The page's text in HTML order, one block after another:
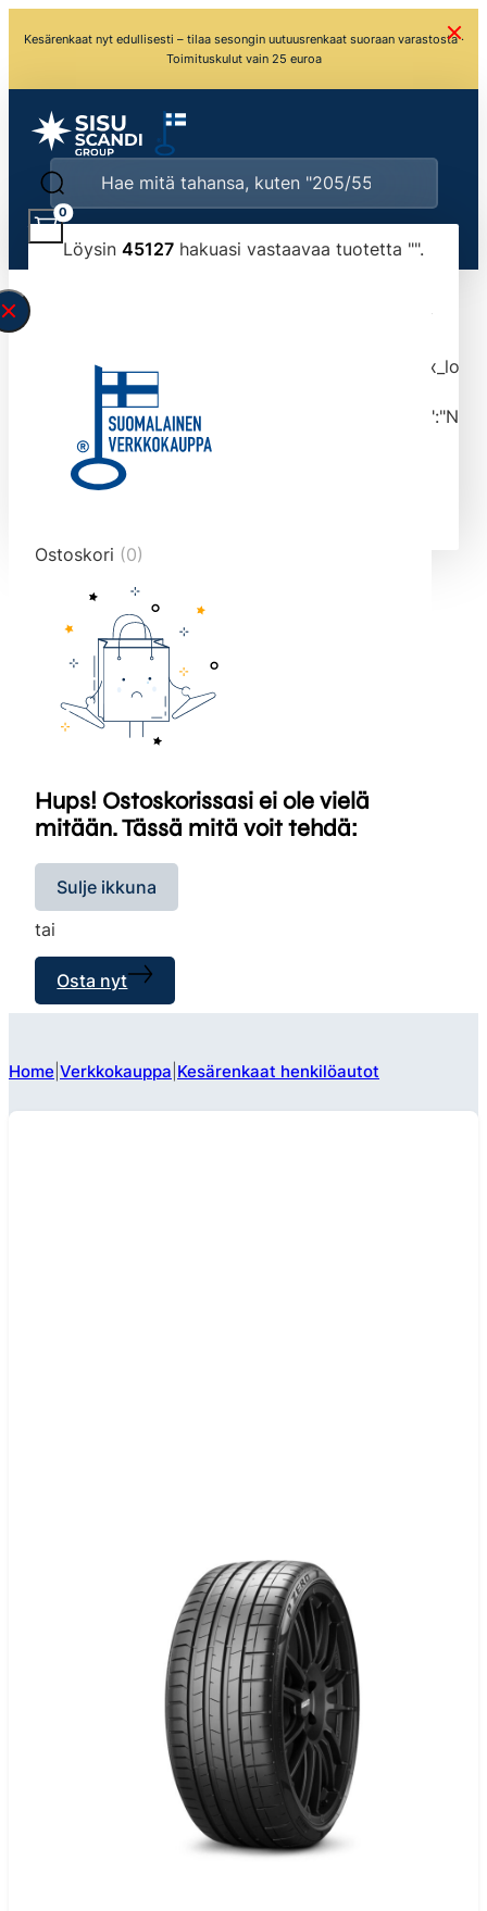
Kesärenkaat nyt edullisesti – tilaa sesongin uutuusrenkaat suoraan varastosta ·
Toimituskulut vain 25 euroa
Löysin 45127 hakuasi vastaavaa tuotetta "".
typed the search query correctly.<br>Currently
tmlmvi","meta_query":
data-original-query-vars="[]" data-page="1"
data-max-pages="4513" data-start="1" data-
end="10">
0
Ostoskori (0)
Hups! Ostoskorissasi ei ole vielä
mitään. Tässä mitä voit tehdä:
Sulje ikkuna
tai
Osta nyt
Home Verkkokauppa Kesärenkaat henkilöautot